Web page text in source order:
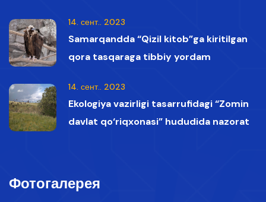
14. сент.. 2023
Samarqandda “Qizil kitob”ga kiritilgan
qora tasqaraga tibbiy yordam
14. сент.. 2023
Ekologiya vazirligi tasarrufidagi “Zomin
davlat qo‘riqxonasi” hududida nazorat
Фотогалерея